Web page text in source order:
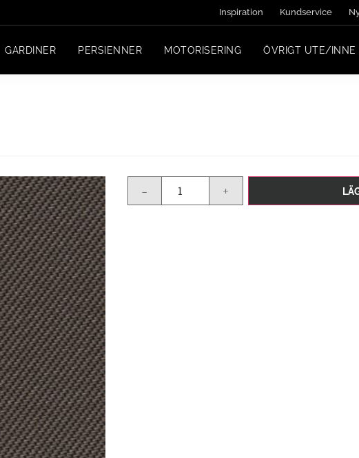
Inspiration Kundservice
GARDINER PERSIENNER MOTORISERING ÖVRIGT UTE/INNE
- +